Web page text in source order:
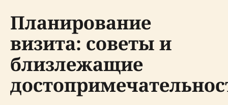
Планирование
визита: советы и
близлежащие